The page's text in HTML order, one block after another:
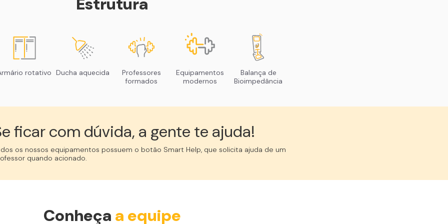
rotativo Ducha aquecida
Professores
formados
Equipamentos
modernos
Balança de
Bioimpedância
ficar com dúvida, a gente te ajuda!︎
os nossos equipamentos possuem o botão Smart Help, que solicita ajuda de um
quando acionado.
Conheça a equipe